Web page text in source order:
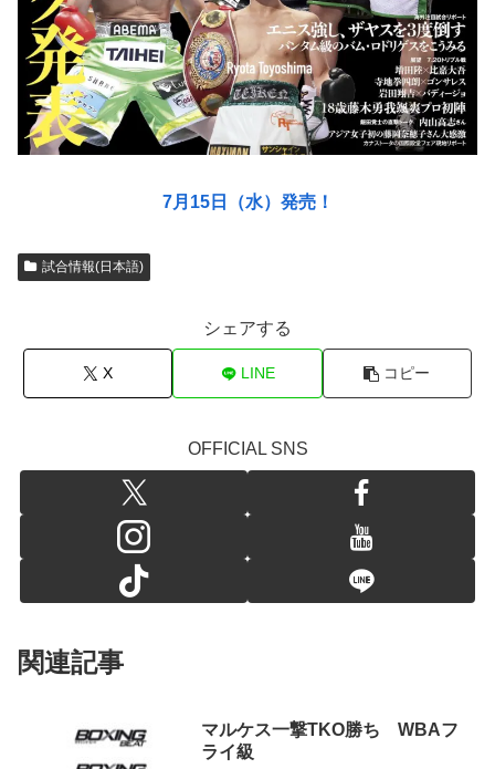
7月15日（水）発売！
試合情報(日本語)
シェアする
X LINE コピー
OFFICIAL SNS
関連記事
マルケス一撃TKO勝ち WBAフ
ライ級